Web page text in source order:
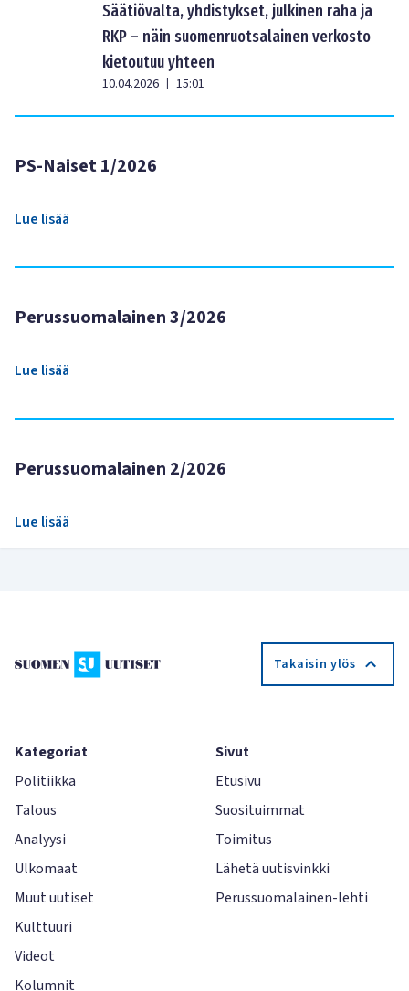
Säätiövalta, yhdistykset, julkinen raha ja
RKP – näin suomenruotsalainen verkosto
kietoutuu yhteen
10.04.2026 | 15:01
PS-Naiset 1/2026
Lue lisää
Perussuomalainen 3/2026
Lue lisää
Perussuomalainen 2/2026
Lue lisää
Takaisin ylös
Kategoriat
Politiikka
Talous
Analyysi
Ulkomaat
Muut uutiset
Kulttuuri
Videot
Kolumnit
Sivut
Etusivu
Suosituimmat
Toimitus
Lähetä uutisvinkki
Perussuomalainen-lehti